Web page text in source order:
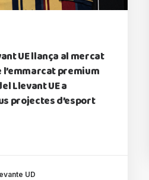
UE llança al mercat
premium
Llevant UE a
projectes d’esport
UD